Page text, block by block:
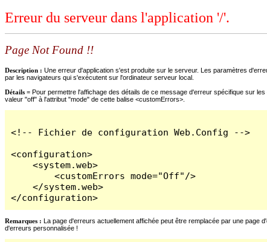
Erreur du serveur dans l'application '/'.
Page Not Found !!
Description : Une erreur d'application s'est produite sur le serveur. Les paramètres
par les navigateurs qui s'exécutent sur l'ordinateur serveur local.
Détails = Pour permettre l'affichage des détails de ce message d'erreur spécifique sur
valeur "off" à l'attribut "mode" de cette balise <customErrors>.
<!-- Fichier de configuration Web.Config -->
<configuration>
    <system.web>
        <customErrors mode="Off"/>
    </system.web>
</configuration>
Remarques : La page d'erreurs actuellement affichée peut être remplacée par une page
d'erreurs personnalisée !